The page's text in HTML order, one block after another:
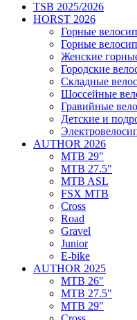
TSB 2025/2026
HORST 2026
Горные
Горные
Женские
Городские
Складные
Шоссейные
Гравийные
Детские и
AUTHOR 2026
MTB 29"
MTB 27.5"
MTB ASL
FSX MTB
Cross
Road
Gravel
Junior
E-bike
AUTHOR 2025
MTB 26"
MTB 27.5"
MTB 29"